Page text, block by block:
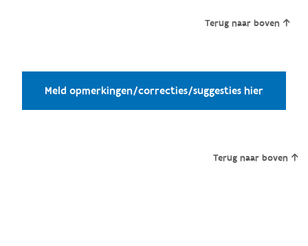
Terug naar boven
Meld opmerkingen/correcties/suggesties hier
Terug naar boven